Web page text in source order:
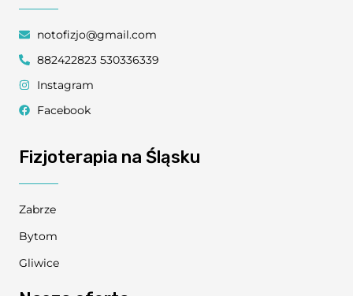
notofizjo@gmail.com
882422823 530336339
Instagram
Facebook
Fizjoterapia na Śląsku
Zabrze
Bytom
Gliwice